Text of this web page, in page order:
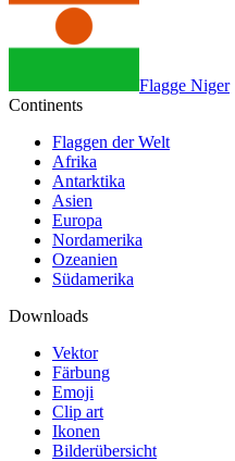
Flagge Niger
Continents
Flaggen der Welt
Afrika
Antarktika
Asien
Europa
Nordamerika
Ozeanien
Südamerika
Downloads
Vektor
Färbung
Emoji
Clip art
Ikonen
Bilderübersicht